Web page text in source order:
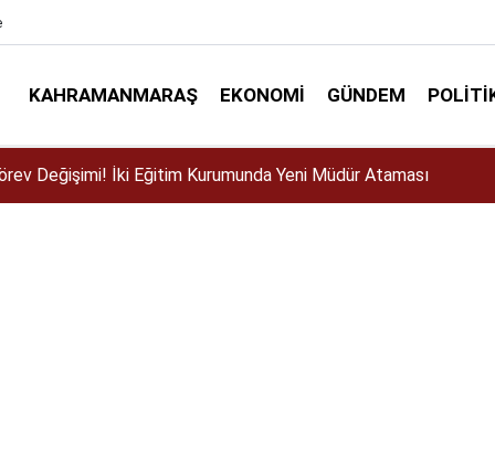
KAHRAMANMARAŞ EKONOMI GÜNDEM
için Kahramanmaraş’a geliyor!